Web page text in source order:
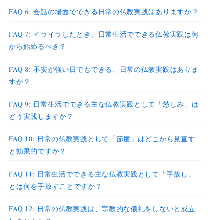
FAQ 6: 会話の場面でできる日常の仏教実践はありますか？
FAQ 7: イライラしたとき、日常生活でできる仏教実践は何
から始めるべき？
FAQ 8: 不安が強い日でもできる、日常の仏教実践はありま
すか？
FAQ 9: 日常生活でできる主な仏教実践として「慈しみ」は
どう実践しますか？
FAQ 10: 日常の仏教実践として「節度」はどこから見直す
と効果的ですか？
FAQ 11: 日常生活でできる主な仏教実践として「手放し」
とは何を手放すことですか？
FAQ 12: 日常の仏教実践は、宗教的な儀礼をしないと成立